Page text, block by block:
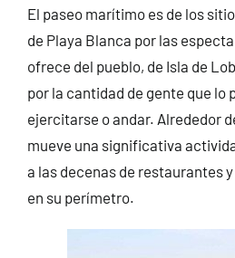
El paseo marítimo es de los
de Playa Blanca por las
ofrece del pueblo, de Isla de
por la cantidad de gente que lo
ejercitarse o andar. Alrededor
mueve una significativa
a las decenas de restaurantes
en su perímetro.